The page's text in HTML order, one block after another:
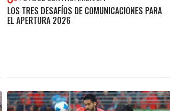
LOS TRES DESAFÍOS DE COMUNICACIONES PARA
EL APERTURA 2026